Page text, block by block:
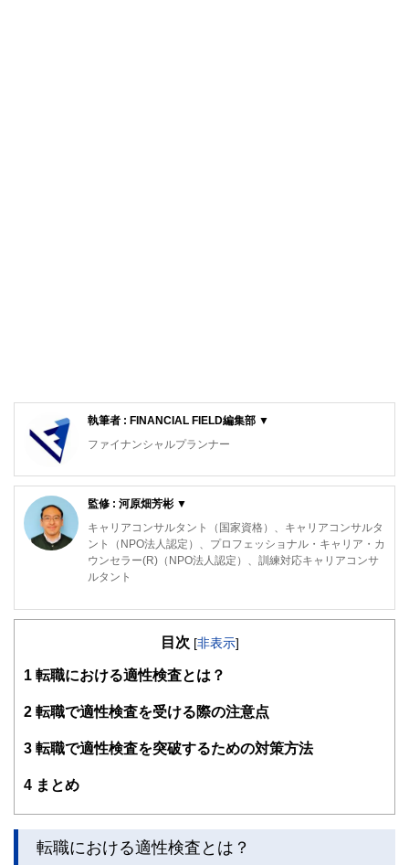
執筆者 : FINANCIAL FIELD編集部 ▼
ファイナンシャルプランナー
FinancialField編集部は、金融、経済に関する記事を、日々
知識がない方でも理解できるようわかりやすく発信していま
す。
編集部のメンバーは、ファイナンシャルプランナーの資格取
得者を中心に「お金や暮らし」に関する書籍・雑誌の編集経
FinancialFieldの特徴は、ファイナンシャルプランナー、弁
護士、税理士、宅地建物取引士、相続診断士、住宅ローンア
ドバイザー、DCプランナー、公認会計士、社会保険労務
士、行政書士、投資アナリスト、キャリアコンサルタントな
ど150名以上の有資格者を執筆者・監修者として迎え、むず
かしく感じられる年金や税金、相続、保険、ローンなどの話
な情報発信を実現しています。
私たちは、快適でより良い生活のアイデアを提供するお金の
監修 : 河原畑芳彬 ▼
キャリアコンサルタント（国家資格）、キャリアコンサルタ
ント（NPO法人認定）、プロフェッショナル・キャリア・カ
ウンセラー(R)（NPO法人認定）、訓練対応キャリアコンサ
ルタント
キャリアコンサルタント（国家資格）キャリアコンサルタン
セラー®（NPO法人認定） 訓練対応キャリアコンサルタン
職し、就労支援に興味を持ち始める。資格取得後は、自立相
談支援を中心に経験を積む。
若年者やニート・ひきこもりなどの就労支援や職業訓練に関
成、求人提供に関する業務には自信があり、これまでに多く
の求職者を就職に導く。
目次 [非表示]
1 転職における適性検査とは？
2 転職で適性検査を受ける際の注意点
3 転職で適性検査を突破するための対策方法
4 まとめ
転職における適性検査とは？